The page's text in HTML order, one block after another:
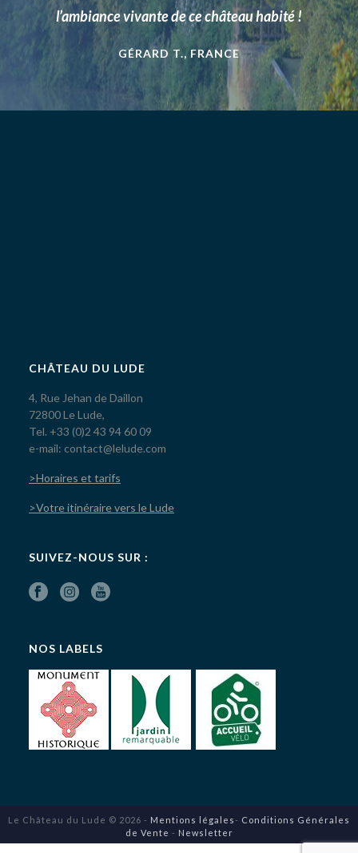
her fancy dress. What a good idea !
MARY AND TIM C., USA
CHÂTEAU DU LUDE
4, Rue Jehan de Daillon
72800 Le Lude,
Tel. +33 (0)2 43 94 60 09
e-mail: contact@lelude.com
>Horaires et tarifs
>Votre itinéraire vers le Lude
SUIVEZ-NOUS SUR :
NOS LABELS
Le Château du Lude © 2026 - Mentions légales- Conditions Générales
de Vente - Newsletter